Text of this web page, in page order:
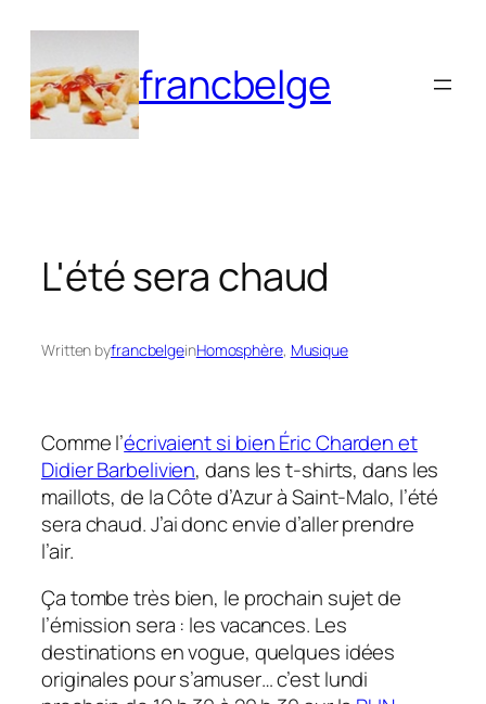
contenu
francbelge
L'été sera chaud
Written byfrancbelgeinHomosphère, Musique
Comme l’écrivaient si bien Éric Charden et
Didier Barbelivien, dans les t-shirts, dans les
maillots, de la Côte d’Azur à Saint-Malo, l’été
sera chaud. J’ai donc envie d’aller prendre
l’air.
Ça tombe très bien, le prochain sujet de
l’émission sera : les vacances. Les
destinations en vogue, quelques idées
originales pour s’amuser… c’est lundi